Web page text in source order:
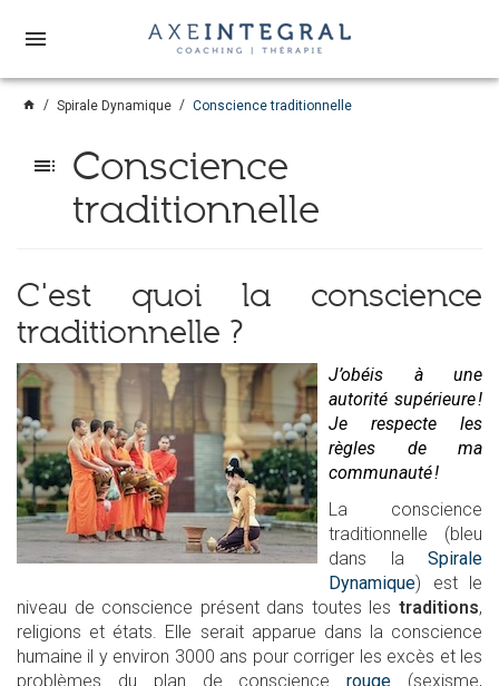
menu
home Spirale Dynamique Conscience traditionnelle
toc
Conscience
traditionnelle
C'est quoi la conscience
traditionnelle ?
J’obéis à une
autorité supérieure !
Je respecte les
règles de ma
communauté !
La conscience
traditionnelle (bleu
dans la Spirale
Dynamique) est le
niveau de conscience présent dans toutes les traditions,
religions et états. Elle serait apparue dans la conscience
humaine il y environ 3000 ans pour corriger les excès et les
problèmes du plan de consciencerouge (sexisme,